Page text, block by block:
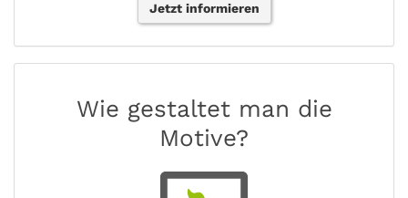
Jetzt informieren
Wie gestaltet man die
Motive?